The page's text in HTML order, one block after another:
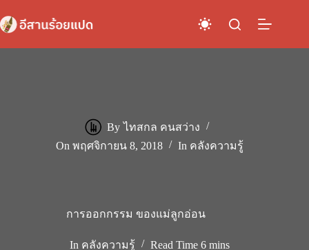
to
content
By ไทสกล คนสว่าง
On พฤศจิกายน 8, 2018 In คลังความรู้
การออกกรรม ของแม่ลูกอ่อน
In คลังความรู้ Read Time 6 mins